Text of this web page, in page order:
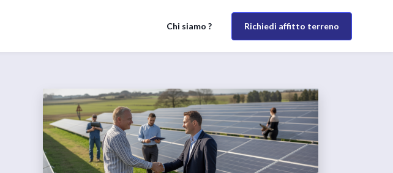
Chi siamo ? Richiedi affitto terreno